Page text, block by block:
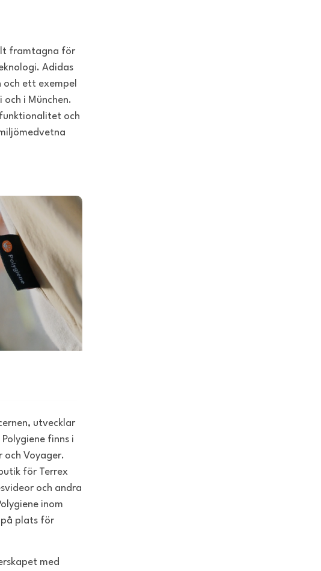
framtagna för
Adidas
ett exempel
i München.
och
utvecklar
finns i
Voyager.
för Terrex
och andra
inom
på plats för
med